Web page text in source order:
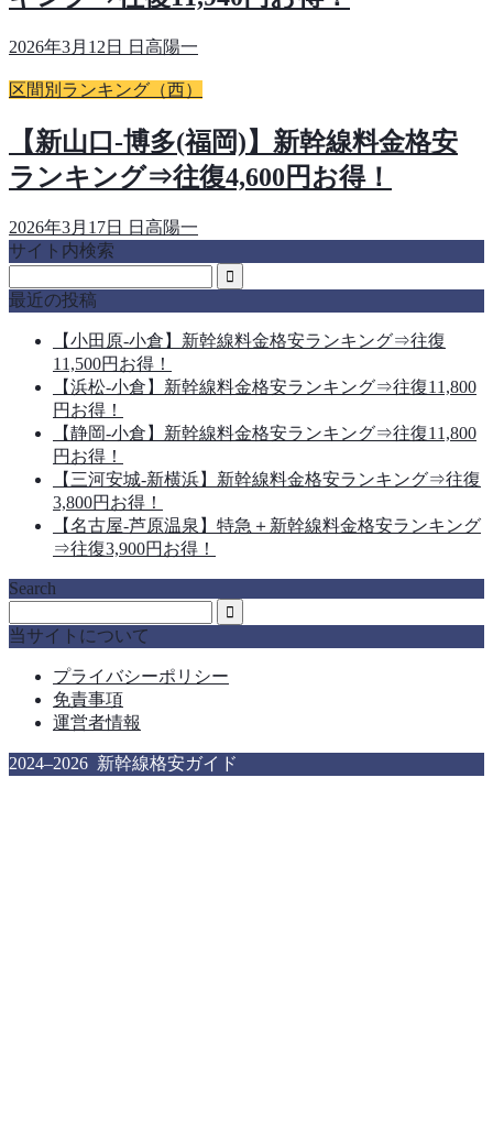
2026年3月12日 日高陽一
区間別ランキング（西）
【新山口-博多(福岡)】新幹線料金格安
ランキング⇒往復4,600円お得！
2026年3月17日
日高陽一
サイト内検索
最近の投稿
【小田原-小倉】新幹線料金格安ランキング⇒往復
11,500円お得！
【浜松-小倉】新幹線料金格安ランキング⇒往復11,800
円お得！
【静岡-小倉】新幹線料金格安ランキング⇒往復11,800
円お得！
【三河安城-新横浜】新幹線料金格安ランキング⇒往復
3,800円お得！
【名古屋-芦原温泉】特急＋新幹線料金格安ランキング
⇒往復3,900円お得！
Search
当サイトについて
プライバシーポリシー
免責事項
運営者情報
2024–2026 新幹線格安ガイド